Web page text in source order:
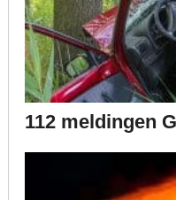
112 meldingen